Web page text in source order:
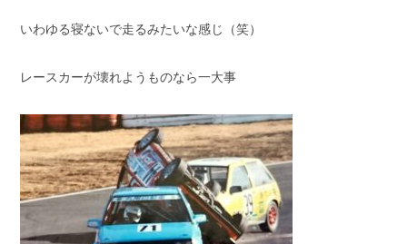
いわゆる寝ないで走るみたいな感じ（笑）
レースカーが壊れようものなら一大事